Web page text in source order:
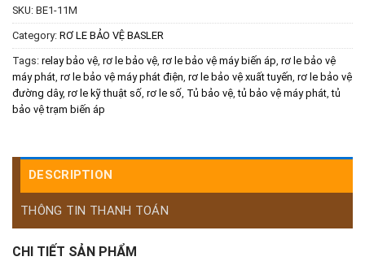
SKU: BE1-11M
Category: RƠ LE BẢO VỆ BASLER
Tags: relay bảo vệ, rơ le bảo vệ, rơ le bảo vệ máy biến áp, rơ le bảo vệ
máy phát, rơ le bảo vệ máy phát điện, rơ le bảo vệ xuất tuyến, rơ le bảo vệ
đường dây, rơ le kỹ thuật số, rơ le số, Tủ bảo vệ,tủ bảo vệ máy phát,tủ
bảo vệ trạm biến áp
DESCRIPTION
THÔNG TIN THANH TOÁN
CHI TIẾT SẢN PHẨM